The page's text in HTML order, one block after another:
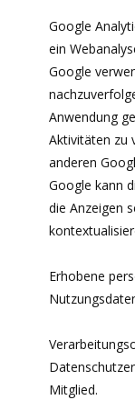
Google
ein
Google
Anwendung
Aktivitäten zu
anderen
Google kann
die Anzeigen
Erhobene
Mitglied.